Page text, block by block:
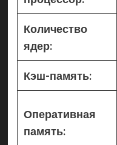
Количество
ядер:
Кэш-память:
Оперативная
память: